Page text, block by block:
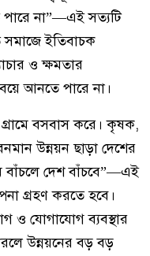
না”—এই সত্যটি
ইতিবাচক
ও ক্ষমতার
আনতে পারে না।
বসবাস করে। কৃষক,
উন্নয়ন ছাড়া দেশের
বাঁচলে দেশ বাঁচবে”—এই
গ্রহণ করতে হবে।
ও যোগাযোগ ব্যবস্থার
উন্নয়নের বড় বড়